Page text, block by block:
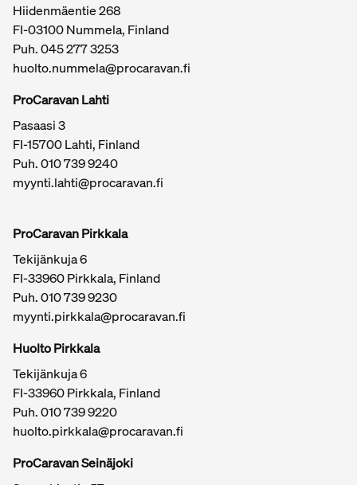
Hiidenmäentie 268
FI-03100 Nummela, Finland
Puh. 045 277 3253
huolto.nummela@procaravan.fi
ProCaravan Lahti
Pasaasi 3
FI-15700 Lahti, Finland
Puh.010 739 9240
myynti.lahti@procaravan.fi
ProCaravan Pirkkala
Tekijänkuja 6
FI-33960 Pirkkala, Finland
Puh.010 739 9230
myynti.pirkkala@procaravan.fi
Huolto Pirkkala
Tekijänkuja 6
FI-33960 Pirkkala, Finland
Puh.010 739 9220
huolto.pirkkala@procaravan.fi
ProCaravan Seinäjoki